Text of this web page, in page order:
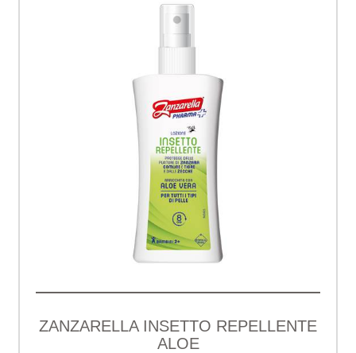
ZANZARELLA INSETTO REPELLENTE
ALOE